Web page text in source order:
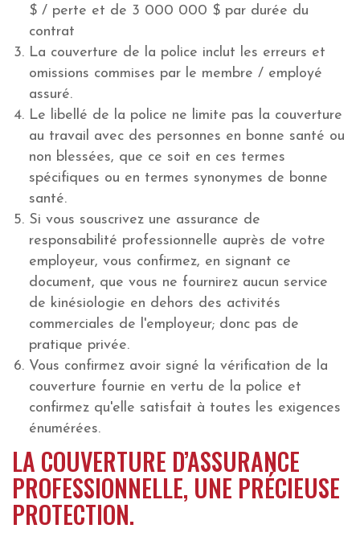
$ / perte et de 3 000 000 $ par durée du
contrat
La couverture de la police inclut les erreurs et
omissions commises par le membre / employé
assuré.
Le libellé de la police ne limite pas la couverture
au travail avec des personnes en bonne santé ou
non blessées, que ce soit en ces termes
spécifiques ou en termes synonymes de bonne
santé.
Si vous souscrivez une assurance de
responsabilité professionnelle auprès de votre
employeur, vous confirmez, en signant ce
document, que vous ne fournirez aucun service
de kinésiologie en dehors des activités
commerciales de l'employeur; donc pas de
pratique privée.
Vous confirmez avoir signé la vérification de la
couverture fournie en vertu de la police et
confirmez qu'elle satisfait à toutes les exigences
énumérées.
LA COUVERTURE D’ASSURANCE
PROFESSIONNELLE, UNE PRÉCIEUSE
PROTECTION.